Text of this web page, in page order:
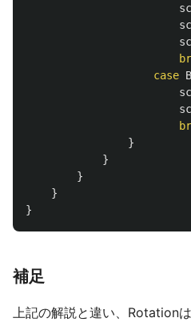
case
}
}
}
}
}
補足
上記の解説と違い、Rotation